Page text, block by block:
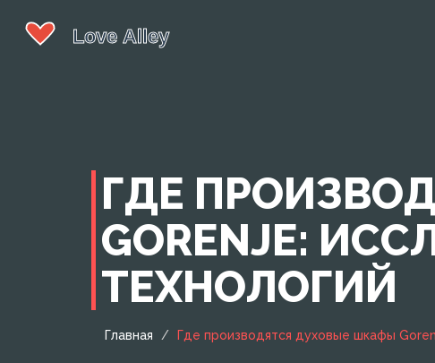
ГДЕ
GORENJE:
ТЕХНОЛОГИЙ
Главная Где производятся духовые шкафы